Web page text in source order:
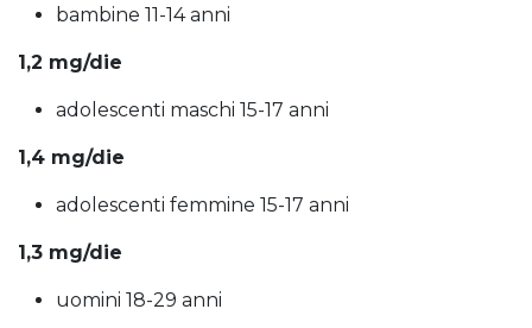
bambine 11-14 anni
1,2 mg/die
adolescenti maschi 15-17 anni
1,4 mg/die
adolescenti femmine 15-17 anni
1,3 mg/die
uomini 18-29 anni